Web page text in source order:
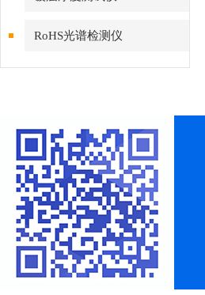
RoHS光谱检测仪